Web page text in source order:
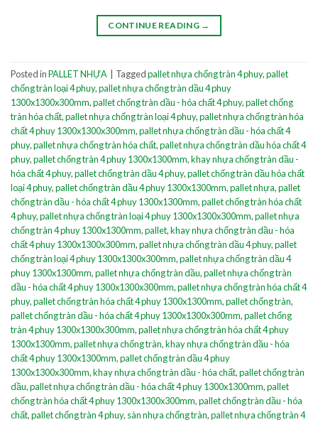
CONTINUE READING →
Posted inPALLET NHỰA Taggedpallet nhựa chống tràn 4 phuy,pallet
chống tràn loại 4 phuy,pallet nhựa chống tràn dầu 4 phuy
1300x1300x300mm,pallet chống tràn dầu - hóa chất 4 phuy,pallet chống
tràn hóa chất,pallet nhựa chống tràn loại 4 phuy,pallet nhựa chống tràn hóa
chất 4 phuy 1300x1300x300mm,pallet nhựa chống tràn dầu - hóa chất 4
phuy,pallet nhựa chống tràn hóa chất,pallet nhựa chống tràn dầu hóa chất 4
phuy,pallet chống tràn 4 phuy 1300x1300mm,khay nhựa chống tràn dầu -
hóa chất 4 phuy,pallet chống tràn dầu 4 phuy,pallet chống tràn dầu hóa chất
loại 4 phuy,pallet chống tràn dầu 4 phuy 1300x1300mm,pallet nhựa,pallet
chống tràn dầu - hóa chất 4 phuy 1300x1300mm,pallet chống tràn hóa chất
4 phuy,pallet nhựa chống tràn loại 4 phuy 1300x1300x300mm,pallet nhựa
chống tràn 4 phuy 1300x1300mm,pallet,khay nhựa chống tràn dầu - hóa
chất 4 phuy 1300x1300x300mm,pallet nhựa chống tràn dầu 4 phuy,pallet
chống tràn loại 4 phuy 1300x1300x300mm,pallet nhựa chống tràn dầu 4
phuy 1300x1300mm,pallet nhựa chống tràn dầu,pallet nhựa chống tràn
dầu - hóa chất 4 phuy 1300x1300x300mm,pallet nhựa chống tràn hóa chất 4
phuy,pallet chống tràn hóa chất 4 phuy 1300x1300mm,pallet chống tràn,
pallet chống tràn dầu - hóa chất 4 phuy 1300x1300x300mm,pallet chống
tràn 4 phuy 1300x1300x300mm,pallet nhựa chống tràn hóa chất 4 phuy
1300x1300mm,pallet nhựa chống tràn,khay nhựa chống tràn dầu - hóa
chất 4 phuy 1300x1300mm,pallet chống tràn dầu 4 phuy
1300x1300x300mm,khay nhựa chống tràn dầu - hóa chất,pallet chống tràn
dầu,pallet nhựa chống tràn dầu - hóa chất 4 phuy 1300x1300mm,pallet
chống tràn hóa chất 4 phuy 1300x1300x300mm,pallet chống tràn dầu - hóa
chất,pallet chống tràn 4 phuy, sàn nhựa chống tràn,pallet nhựa chống tràn 4